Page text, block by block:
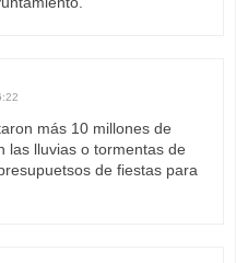
más 10 millones de
las lluvias o tormentas de
de fiestas para